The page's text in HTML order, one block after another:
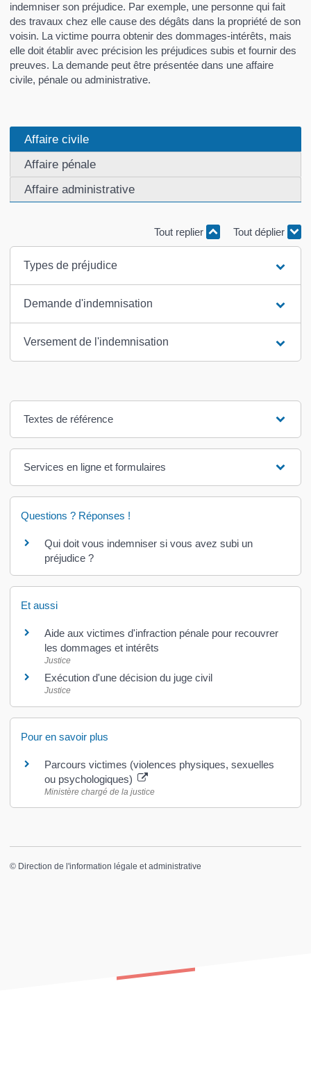
indemniser son préjudice. Par exemple, une personne qui fait
des travaux chez elle cause des dégâts dans la propriété de son
voisin. La victime pourra obtenir des dommages-intérêts, mais
elle doit établir avec précision les préjudices subis et fournir des
preuves. La demande peut être présentée dans une affaire
civile, pénale ou administrative.
Affaire civile
Affaire pénale
Affaire administrative
Tout replier Tout déplier
Types de préjudice
Demande d'indemnisation
Versement de l'indemnisation
Textes de référence
Services en ligne et formulaires
Questions ? Réponses !
Qui doit vous indemniser si vous avez subi un
préjudice ?
Et aussi
Aide aux victimes d'infraction pénale pour recouvrer
les dommages et intérêts
Justice
Exécution d'une décision du juge civil
Justice
Pour en savoir plus
Parcours victimes (violences physiques, sexuelles
ou psychologiques)
Ministère chargé de la justice
© Direction de l'information légale et administrative